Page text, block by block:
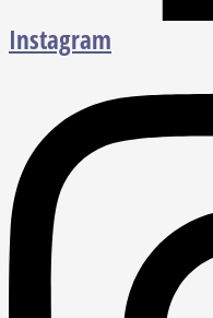
Instagram